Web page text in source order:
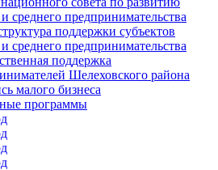
среднего предпринимательства
поддержки субъектов
среднего предпринимательства
поддержка
Шелеховского района
малого бизнеса
программы